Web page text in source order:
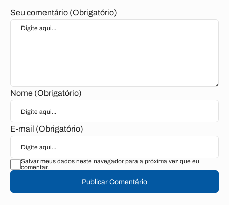
Seu comentário (Obrigatório)
Nome (Obrigatório)
E-mail (Obrigatório)
Salvar meus dados neste navegador para a próxima vez que eu
comentar.
Publicar Comentário